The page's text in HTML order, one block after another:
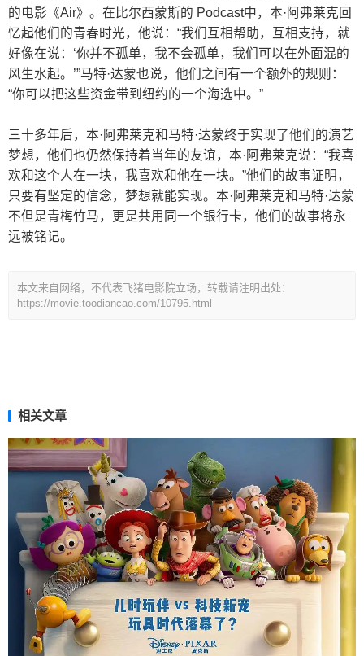
的电影《Air》。在比尔西蒙斯的 Podcast中，本·阿弗莱克回
忆起他们的青春时光，他说：“我们互相帮助，互相支持，就
好像在说：‘你并不孤单，我不会孤单，我们可以在外面混的
风生水起。’”马特·达蒙也说，他们之间有一个额外的规则：
“你可以把这些资金带到纽约的一个海选中。”
三十多年后，本·阿弗莱克和马特·达蒙终于实现了他们的演艺
梦想，他们也仍然保持着当年的友谊，本·阿弗莱克说：“我喜
欢和这个人在一块，我喜欢和他在一块。”他们的故事证明，
只要有坚定的信念，梦想就能实现。本·阿弗莱克和马特·达蒙
不但是青梅竹马，更是共用同一个银行卡，他们的故事将永
远被铭记。
本文来自网络，不代表飞猪电影院立场，转载请注明出处：
https://movie.toodiancao.com/10795.html
相关文章